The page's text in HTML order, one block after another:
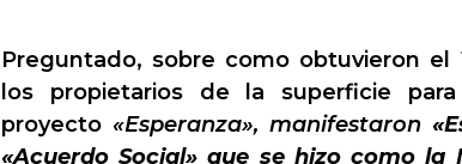
Preguntado, sobre como obtuvieron
los propietarios de la superficie
proyecto «Esperanza», manifestaron
«Acuerdo Social» que se hizo como